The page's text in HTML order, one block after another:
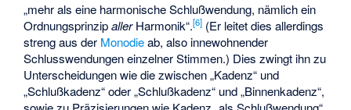
„mehr als eine harmonische Schlußwendung, nämlich ein
OrdnungsprinzipallerHarmonik“.[6] (Er leitet dies allerdings
streng aus der Monodieab, also innewohnender
Schlusswendungen einzelner Stimmen.) Dies zwingt ihn zu
Unterscheidungen wie die zwischen „Kadenz“ und
„Schlußkadenz“ oder „Schlußkadenz“ und „Binnenkadenz“,